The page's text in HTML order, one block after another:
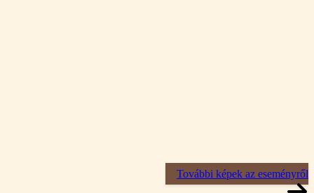
További képek az eseményről